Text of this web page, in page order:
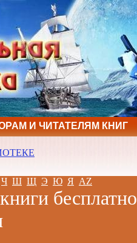
И ЧИТАТЕЛЯМ КНИГ
Ч Ш Щ Э Ю Я AZ
бесплатно